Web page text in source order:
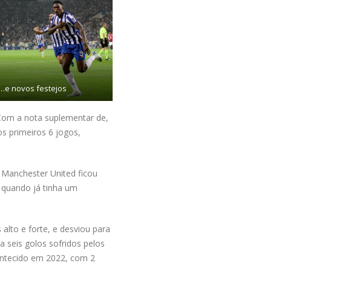
novos festejos
a nota suplementar de,
primeiros 6 jogos,
United ficou
já tinha um
e forte, e desviou para
seis golos sofridos pelos
em 2022, com 2